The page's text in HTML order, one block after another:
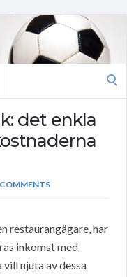
det enkla
restaurangägare, har
inkomst med
vill njuta av dessa